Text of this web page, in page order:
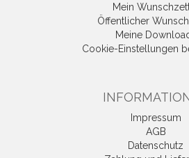
Mein
Öffentlicher
Meine
Cookie-Einstellungen
Impressum
AGB
Datenschutz